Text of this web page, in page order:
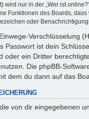
wird nur in der „Wer ist
Funktionen des Boards,
oder
Verschlüsselung
Passwort ist dein
oder ein Dritter
Die phpBB-
dem du dann auf das
von dir eingegebenen